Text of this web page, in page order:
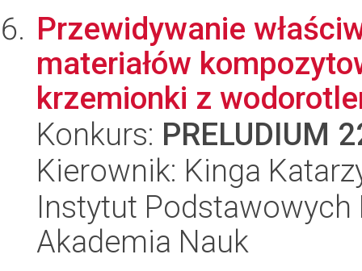
Przewidywanie
materiałów
krzemionki z
Konkurs: PRELUDIUM
Kierownik: Kinga
Instytut
Akademia Nauk